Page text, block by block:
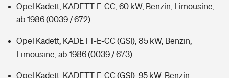
Opel Kadett, KADETT-E-CC, 60 kW, Benzin, Limousine,
ab 1986(0039 / 672)
Opel Kadett, KADETT-E-CC (GSI), 85 kW, Benzin,
Limousine, ab 1986(0039 / 673)
Opel Kadett, KADETT-E-CC (GSI), 95 kW, Benzin,